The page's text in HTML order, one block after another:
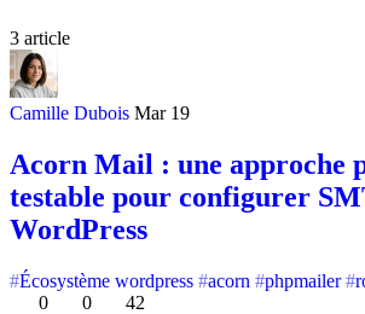
3 article
Camille Dubois Mar 19
Acorn Mail : une approche
testable pour configurer
WordPress
Écosystème wordpress acorn phpmailer
0
0
42